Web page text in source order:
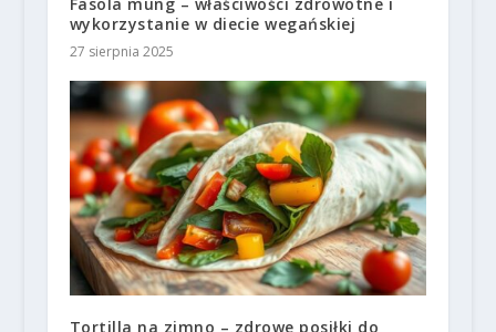
wykorzystanie w diecie wegańskiej
27 sierpnia 2025
Tortilla na zimno – zdrowe posiłki do